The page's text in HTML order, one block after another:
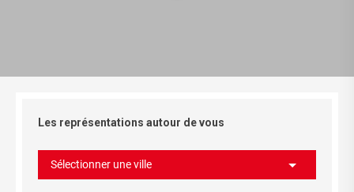
Les représentations autour de vous
Sélectionner une ville